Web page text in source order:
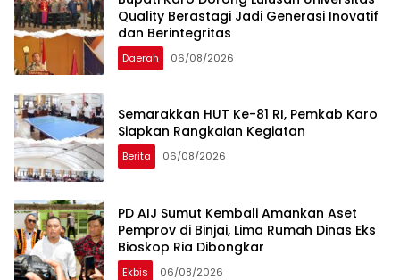
Quality Berastagi Jadi Generasi Inovatif
dan Berintegritas
Daerah 06/08/2026
Semarakkan HUT Ke-81 RI, Pemkab Karo
Siapkan Rangkaian Kegiatan
Berita 06/08/2026
PD AIJ Sumut Kembali Amankan Aset
Pemprov di Binjai, Lima Rumah Dinas Eks
Bioskop Ria Dibongkar
Ekbis 06/08/2026